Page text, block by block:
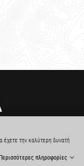
έχετε την καλύτερη δυνατή
Περισσότερες πληροφορίες